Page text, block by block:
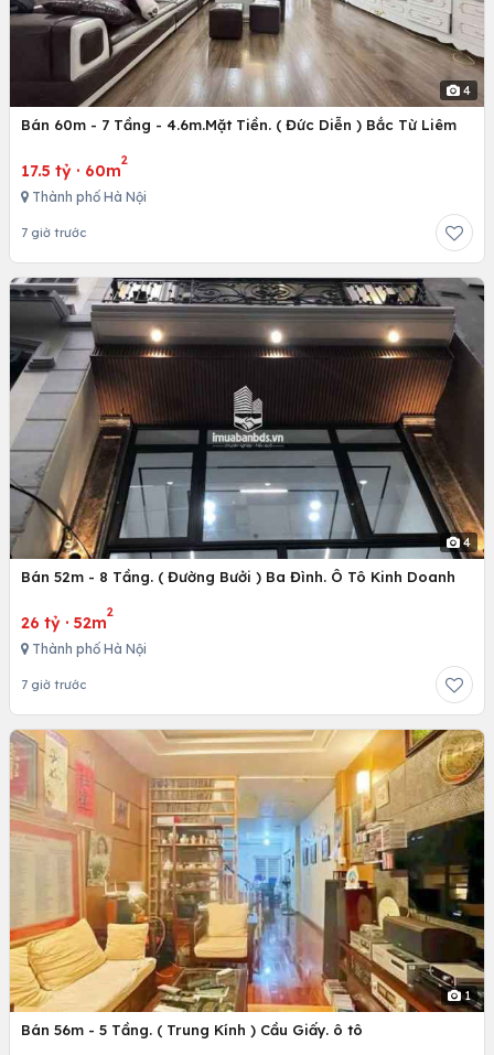
4
Bán 60m - 7 Tầng - 4.6m.Mặt Tiền. ( Đức Diễn ) Bắc Từ Liêm
17.5 tỷ · 60m
2
Thành phố Hà Nội
7 giờ trước
4
Bán 52m - 8 Tầng. ( Đường Bưởi ) Ba Đình. Ô Tô Kinh Doanh
26 tỷ · 52m
2
Thành phố Hà Nội
7 giờ trước
1
Bán 56m - 5 Tầng. ( Trung Kính ) Cầu Giấy. ô tô